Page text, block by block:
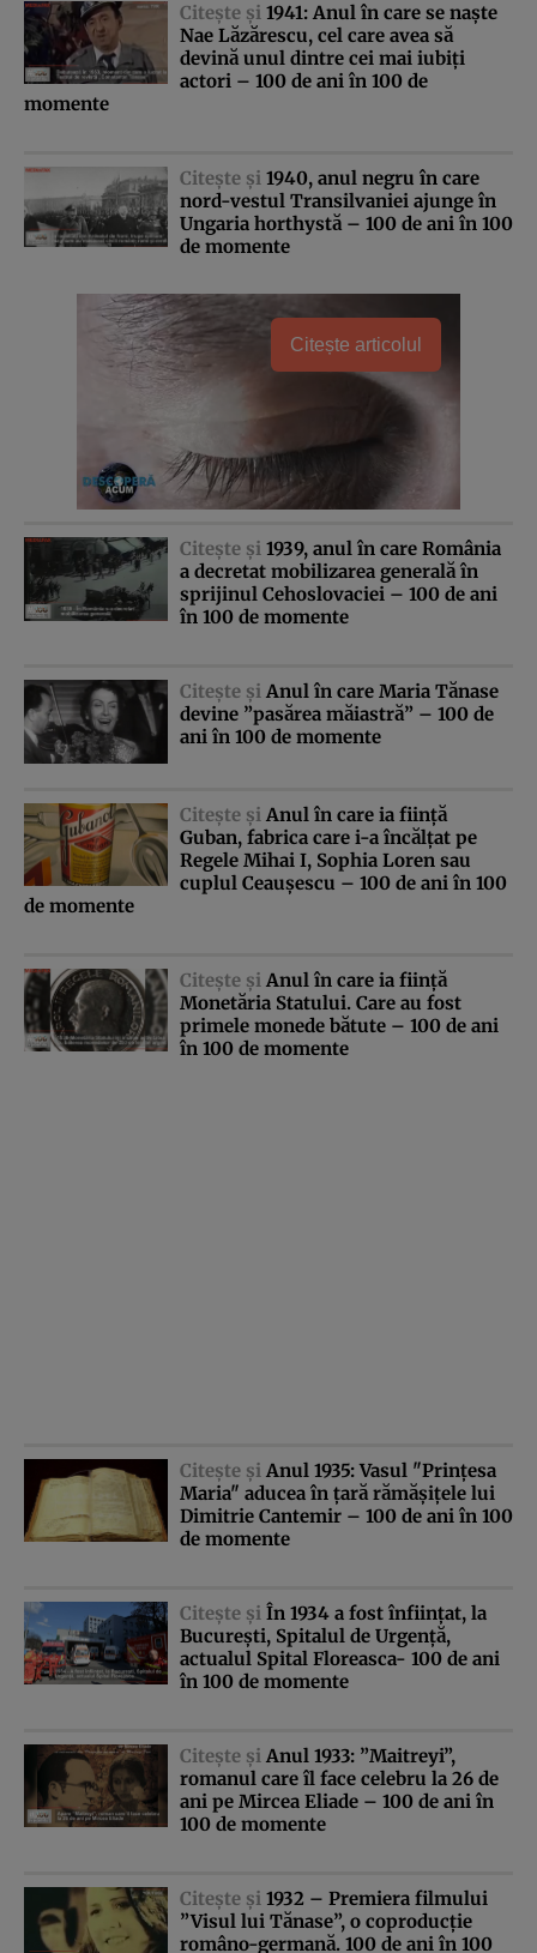
Citeşte şi 1941: Anul în care se naşte
Nae Lăzărescu, cel care avea să
devină unul dintre cei mai iubiţi
actori – 100 de ani în 100 de
momente
Citeşte şi 1940, anul negru în care
nord-vestul Transilvaniei ajunge în
Ungaria horthystă – 100 de ani în 100
de momente
Citește articolul
Citeşte şi 1939, anul în care România
a decretat mobilizarea generală în
sprijinul Cehoslovaciei – 100 de ani
în 100 de momente
Citeşte şi Anul în care Maria Tănase
devine ”pasărea măiastră” – 100 de
ani în 100 de momente
Citeşte şi Anul în care ia fiinţă
Guban, fabrica care i-a încălţat pe
Regele Mihai I, Sophia Loren sau
cuplul Ceauşescu – 100 de ani în 100
de momente
Citeşte şi Anul în care ia fiinţă
Monetăria Statului. Care au fost
primele monede bătute – 100 de ani
în 100 de momente
Citeşte şi Anul 1935: Vasul "Prinţesa
Maria" aducea în ţară rămăşiţele lui
Dimitrie Cantemir – 100 de ani în 100
de momente
Citeşte şi În 1934 a fost înfiinţat, la
Bucureşti, Spitalul de Urgenţă,
actualul Spital Floreasca- 100 de ani
în 100 de momente
Citeşte şi Anul 1933: ”Maitreyi”,
romanul care îl face celebru la 26 de
ani pe Mircea Eliade – 100 de ani în
100 de momente
Citeşte şi 1932 – Premiera filmului
”Visul lui Tănase”, o coproducţie
româno-germană. 100 de ani în 100